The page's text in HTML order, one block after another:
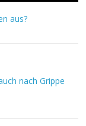
aus?
nach Grippe